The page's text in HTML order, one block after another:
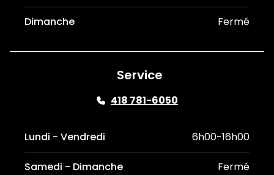
Dimanche Fermé
Service
418 781-6050
Lundi - Vendredi 6h00-16h00
Samedi - Dimanche Fermé